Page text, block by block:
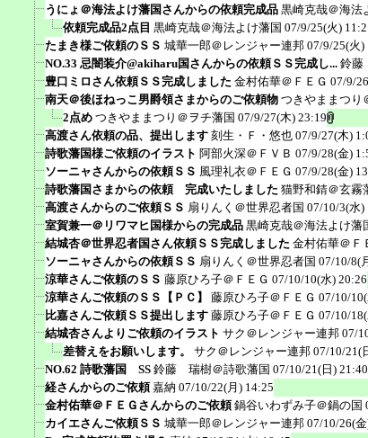
うにょ＠海法よけ藩国さんからの依頼完成品 黒崎克哉＠海法
依頼完成品2点目 黒崎克哉＠海法よけ藩国 07/9/25(火)
たまき様ご依頼のＳＳ 城華一郎＠レンジャー連邦 07/9/25(火)
NO.33 忌闇装介@akiharu国さんからの依頼ＳＳ完成し... 鈴藤
豊口ミロさん依頼ＳＳ完成しました 金村佑華＠ＦＥＧ 07/9/
南天＠後ほねっこ男爵領さまからのご依頼物 つきやままつり
2点め つきやままつり＠ヲチ藩国 07/9/27(木) 23:19
高渡さん依頼の品、提出します 刻生・Ｆ・悠也 07/9/27(木)
詩歌藩国様ご依頼のイラスト 阿部火深＠ＦＶＢ 07/9/28(金)
ソーニャさんからの依頼ＳＳ 風理礼衣＠ＦＥＧ 07/9/28(金)
詩歌藩国さまからの依頼 完成いたしました 猫野和錆＠玄霧
高渡さんからのご依頼ＳＳ 扇りんく＠世界忍者国 07/10/3(水)
室賀兼一＠リワマヒ国様からの完成品 黒崎克哉＠海法よけ藩
結城杏＠世界忍者国さん依頼ＳＳ完成しました 金村佑華＠Ｆ
ソーニャさんからの依頼ＳＳ 扇りんく＠世界忍者国 07/10/8(
涼華さんご依頼のＳＳ 藤原ひろ子＠ＦＥＧ 07/10/10(水) 20:26
涼華さんご依頼のＳＳ【ＰＣ】
藤原ひろ子＠ＦＥＧ 07/10/
比嘉さんご依頼ＳＳ提出します 藤原ひろ子＠ＦＥＧ 07/10/
結城杏さんよりご依頼のイラスト サク＠レンジャー連邦 07/
差替えをお願いします。
サク＠レンジャー連邦 07/10/21(
NO.62 詩歌藩国 SS 鈴藤 瑞樹＠詩歌藩国 07/10/21(日) 21:40
経さんからのご依頼 嘉納 07/10/22(月) 14:25
金村佑華＠ＦＥＧさんからのご依頼 鍋谷いわずみ子＠鍋の国
カイエさんご依頼ＳＳ 城華一郎＠レンジャー連邦 07/10/26(金